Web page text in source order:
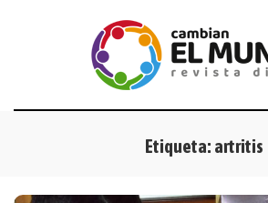
Etiqueta: artritis